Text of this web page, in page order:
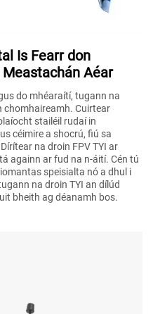
Is Fearr don
Aéar
do mhéaraítí, tugann na
chomhaireamh. Cuirtear
stailéil rudaí in
céimire a shocrú, fiú sa
na droin FPV TYI ar
againn ar fud na n-áití. Cén tú
speisialta nó a dhul i
na droin TYI an dílúd
bheith ag déanamh bos.